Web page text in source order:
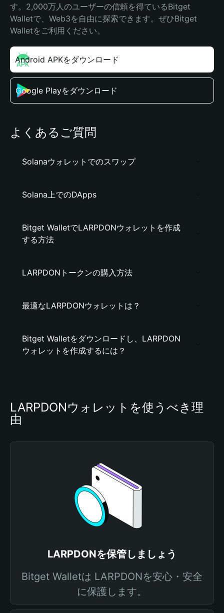
す。2,000万人のユーザーの信頼を得ているBitget
Walletで、Web3を自由に探索できます。ぜひBitget
Walletをご利用ください。
Android APKをダウンロード
Google Playをダウンロード
よくあるご質問
Solanaウォレットでのスワップ
Solana上でのDApps
Bitget WalletでLARPDONウォレットを作成
する方法
LARPDONトークンの購入方法
最適なLARPDONウォレットは？
Bitget Walletをダウンロードし、LARPDON
ウォレットを作成するには？
LARPDONウォレットを使うべき理
由
LARPDONを保管しましょう
Bitget Walletは LARPDONを安心・安全
に保護します。